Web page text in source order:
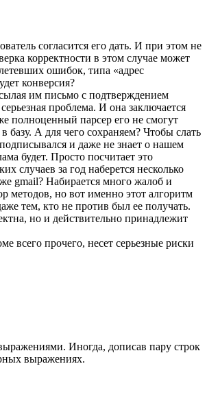
согласится его дать. И при этом не
корректности в этом случае может
ошибок, типа «адрес
конверсия?
им письмо с подтверждением
проблема. И она заключается
полноценный парсер его не смогут
А для чего сохраняем? Чтобы слать
и даже не знает о нашем
будет. Просто посчитает это
случаев за год наберется несколько
gmail? Набирается много жалоб и
методов, но вот именно этот алгоритм
тем, кто не против был ее получать.
но и действительно принадлежит
всего прочего, несет серьезные риски
Иногда, дописав пару строк
выражениях.